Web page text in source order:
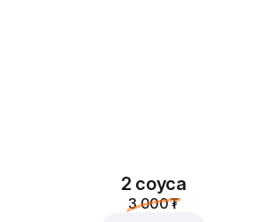
2 соуса
3 000 ₮